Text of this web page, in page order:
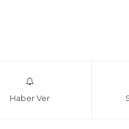
Haber Ver